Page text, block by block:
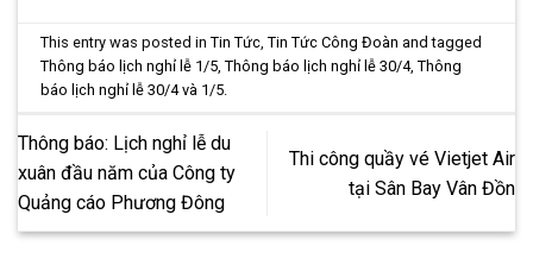
This entry was posted inTin Tức,Tin Tức Công Đoàn and tagged
Thông báo lịch nghỉ lễ 1/5,Thông báo lịch nghỉ lễ 30/4,Thông
báo lịch nghỉ lễ 30/4 và 1/5.
Thông báo: Lịch nghỉ lễ du
xuân đầu năm của Công ty
Quảng cáo Phương Đông
Thi công quầy vé Vietjet Air
tại Sân Bay Vân Đồn